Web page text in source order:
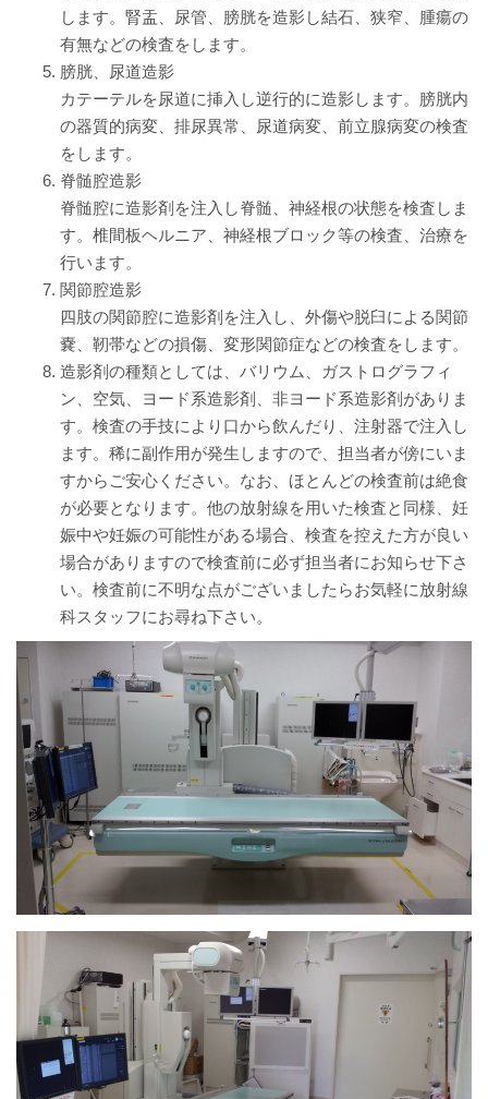
プライバシーポリシー
職員募集
ソーシャルメディア・ガイドライン
施設
院内サービス施設
総合案内
アクセス
院内案内図
看護部
医事課
薬剤部
臨床検査部門
リハビリテーション
放射線科
栄養課
臨床工学技術課
訪問看護ステーション
医療安全推進室
診療
外来のご案内
します。腎盂、尿管、膀胱を造影し結石、狭窄、腫瘍の
有無などの検査をします。
膀胱、尿道造影
カテーテルを尿道に挿入し逆行的に造影します。膀胱内
の器質的病変、排尿異常、尿道病変、前立腺病変の検査
をします。
脊髄腔造影
脊髄腔に造影剤を注入し脊髄、神経根の状態を検査しま
す。椎間板ヘルニア、神経根ブロック等の検査、治療を
行います。
関節腔造影
四肢の関節腔に造影剤を注入し、外傷や脱臼による関節
嚢、靭帯などの損傷、変形関節症などの検査をします。
造影剤の種類としては、バリウム、ガストログラフィ
ン、空気、ヨード系造影剤、非ヨード系造影剤がありま
す。検査の手技により口から飲んだり、注射器で注入し
ます。稀に副作用が発生しますので、担当者が傍にいま
すからご安心ください。なお、ほとんどの検査前は絶食
が必要となります。他の放射線を用いた検査と同様、妊
娠中や妊娠の可能性がある場合、検査を控えた方が良い
場合がありますので検査前に必ず担当者にお知らせ下さ
い。検査前に不明な点がございましたらお気軽に放射線
科スタッフにお尋ね下さい。